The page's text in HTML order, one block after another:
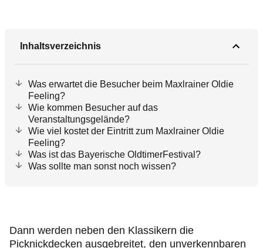
Inhaltsverzeichnis
Was erwartet die Besucher beim Maxlrainer Oldie
Feeling?
Wie kommen Besucher auf das
Veranstaltungsgelände?
Wie viel kostet der Eintritt zum Maxlrainer Oldie
Feeling?
Was ist das Bayerische OldtimerFestival?
Was sollte man sonst noch wissen?
Dann werden neben den Klassikern die
Picknickdecken ausgebreitet, den unverkennbaren